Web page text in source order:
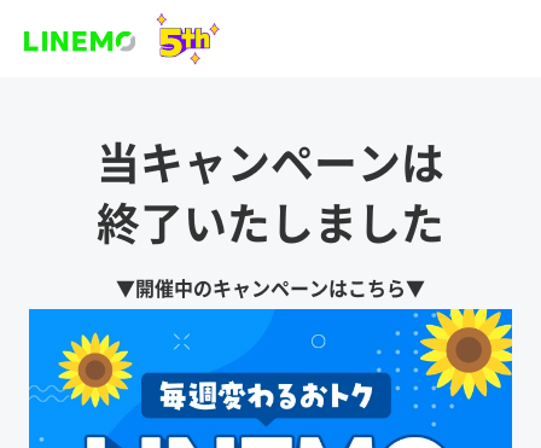
当キャンペーンは
終了いたしました
▼開催中のキャンペーンはこちら▼